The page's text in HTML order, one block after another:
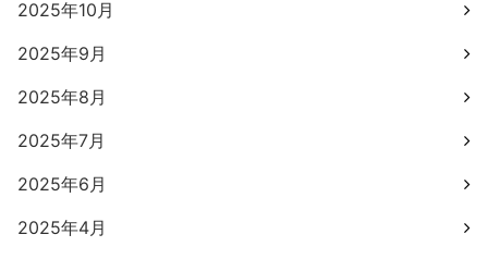
2025年10月
2025年9月
2025年8月
2025年7月
2025年6月
2025年4月